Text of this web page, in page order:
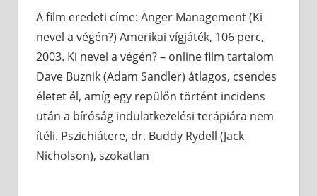
A film eredeti címe: Anger Management (Ki
nevel a végén?) Amerikai vígjáték, 106 perc,
2003. Ki nevel a végén? – online film tartalom
Dave Buznik (Adam Sandler) átlagos, csendes
életet él, amíg egy repülőn történt incidens
után a bíróság indulatkezelési terápiára nem
ítéli. Pszichiátere, dr. Buddy Rydell (Jack
Nicholson), szokatlan